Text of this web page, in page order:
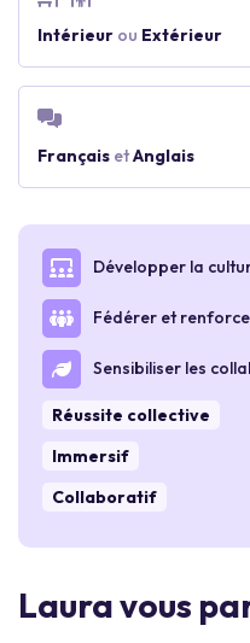
Intérieur ou Extérieur
Français etAnglais
Développer la
Fédérer et
Sensibiliser les
Réussite collective
Immersif
Collaboratif
Laura vous